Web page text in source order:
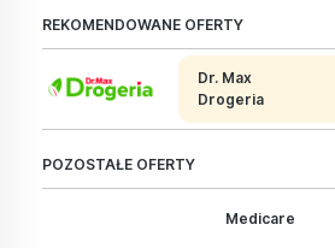
REKOMENDOWANE OFERTY
Dr. Max
Drogeria
POZOSTAŁE OFERTY
Medicare